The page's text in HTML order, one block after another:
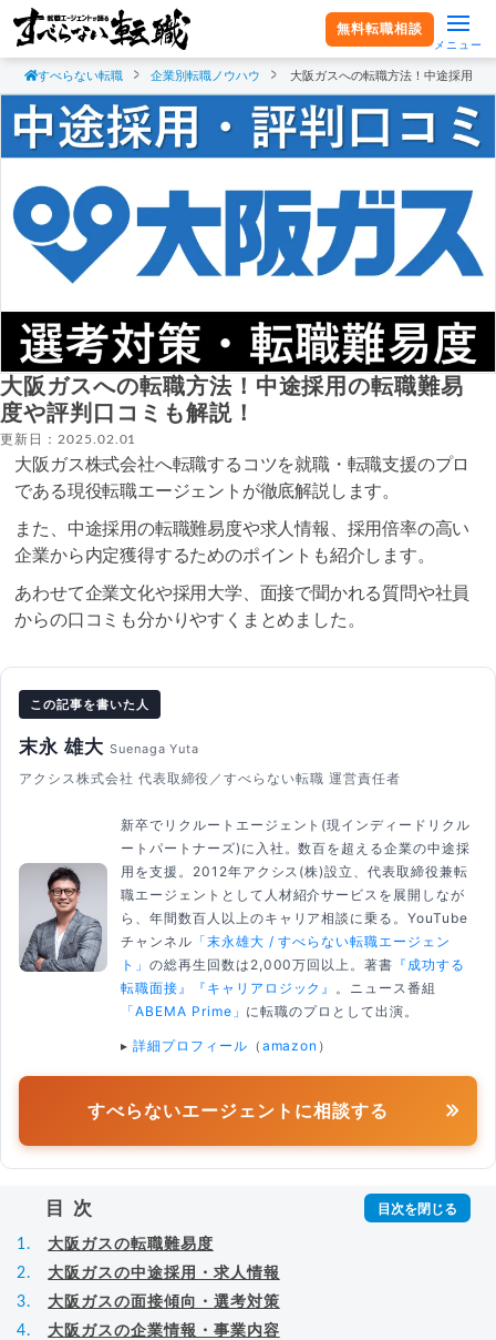
無料転職相談
メニュー
すべらない転職 企業別転職ノウハウ 大阪ガスへの転職方法！中途採用の
大阪ガスへの転職方法！中途採用の転職難易
度や評判口コミも解説！
更新日：2025.02.01
大阪ガス株式会社へ転職するコツを就職・転職支援のプロ
である現役転職エージェントが徹底解説します。
また、中途採用の転職難易度や求人情報、採用倍率の高い
企業から内定獲得するためのポイントも紹介します。
あわせて企業文化や採用大学、面接で聞かれる質問や社員
からの口コミも分かりやすくまとめました。
この記事を書いた人
末永 雄大 Suenaga Yuta
アクシス株式会社 代表取締役／すべらない転職 運営責任者
新卒でリクルートエージェント(現インディードリクル
ートパートナーズ)に入社。数百を超える企業の中途採
用を支援。2012年アクシス(株)設立、代表取締役兼転
職エージェントとして人材紹介サービスを展開しなが
ら、年間数百人以上のキャリア相談に乗る。YouTube
チャンネル 「末永雄大 / すべらない転職エージェン
ト」 の総再生回数は2,000万回以上。著書 『成功する
転職面接』
『キャリアロジック』
。ニュース番組
「ABEMA Prime」 に転職のプロとして出演。
▸ 詳細プロフィール （ amazon ）
すべらないエージェントに相談する
目次
大阪ガスの転職難易度
大阪ガスの中途採用・求人情報
大阪ガスの面接傾向・選考対策
大阪ガスの企業情報・事業内容